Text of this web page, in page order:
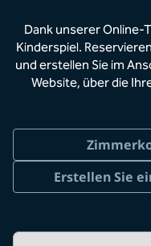
Dank unserer Online-
Kinderspiel.
und erstellen Sie im
Website, über die
Erstellen Sie